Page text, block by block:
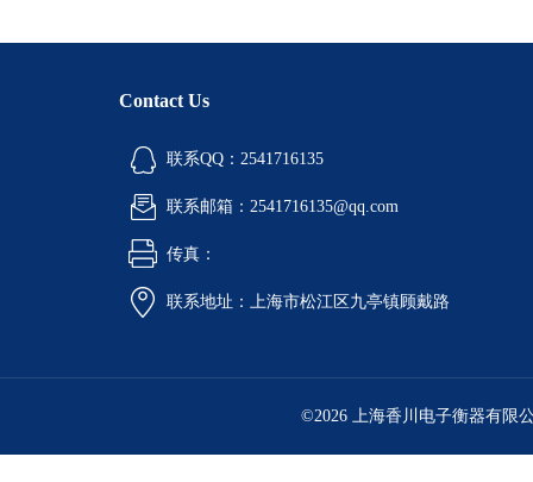
Contact Us
联系QQ：2541716135
联系邮箱：2541716135@qq.com
传真：
联系地址：上海市松江区九亭镇顾戴路
©2026 上海香川电子衡器有限